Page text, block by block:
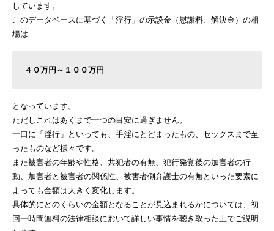
しています。
このデータベースに基づく「淫行」の示談金（慰謝料、解決金）の相
場は
４０万円～１００万円
となっています。
ただしこれはあくまで一つの目安に過ぎません。
一口に「淫行」といっても、手淫にとどまったもの、セックスまで至
ったものなど様々です。
また被害者の年齢や性格、共犯者の有無、犯行発覚後の加害者の行
動、加害者と被害者の関係性、被害者側弁護士の有無といった要素に
よっても金額は大きく変化します。
具体的にどのくらいの金額となることが見込まれるかについては、初
回一時間無料の法律相談において詳しい事情を聴き取った上でご説明